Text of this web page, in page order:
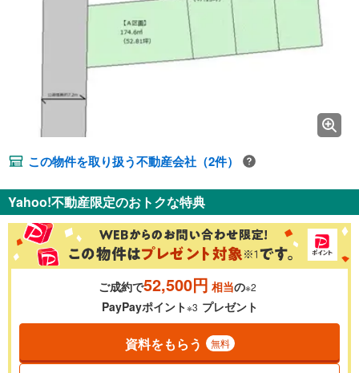
この物件を取り扱う不動産会社（2件）
Yahoo!不動産限定のおトクな特典
ご成約で52,500円 相当の※2
PayPayポイント※3 プレゼント
資料をもらう 無料